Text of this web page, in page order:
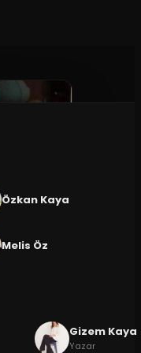
Özkan Kaya
Melis Öz
Gizem Kaya
Yazar